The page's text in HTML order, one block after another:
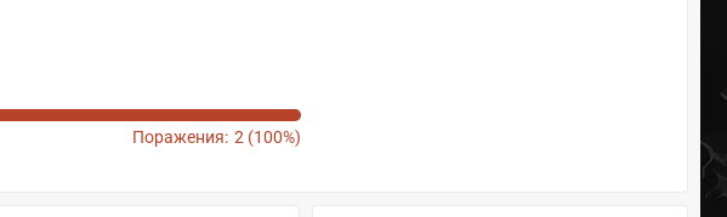
Поражения: 2 (100%)